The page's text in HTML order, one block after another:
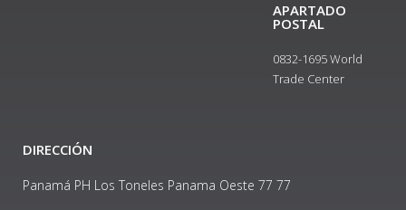
APARTADO
POSTAL
0832-1695 World
Trade Center
DIRECCIÓN
Panamá PH Los Toneles Panama Oeste 77 77